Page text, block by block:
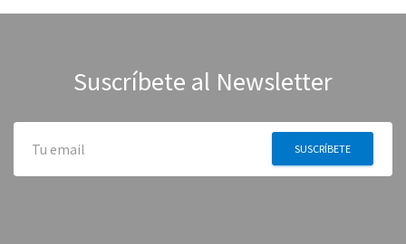
Suscríbete al Newsletter